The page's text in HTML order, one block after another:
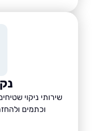
נקיון
שירותי ניקוי שטיחים
וכתמים ולהחזרת